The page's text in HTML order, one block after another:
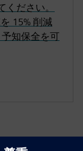
ださい。
15% 削減
知保全を可